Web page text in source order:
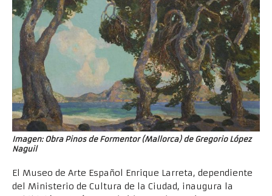
Imagen: Obra Pinos de Formentor (Mallorca) de Gregorio López
Naguil
El Museo de Arte Español Enrique Larreta, dependiente
del Ministerio de Cultura de la Ciudad, inaugura la